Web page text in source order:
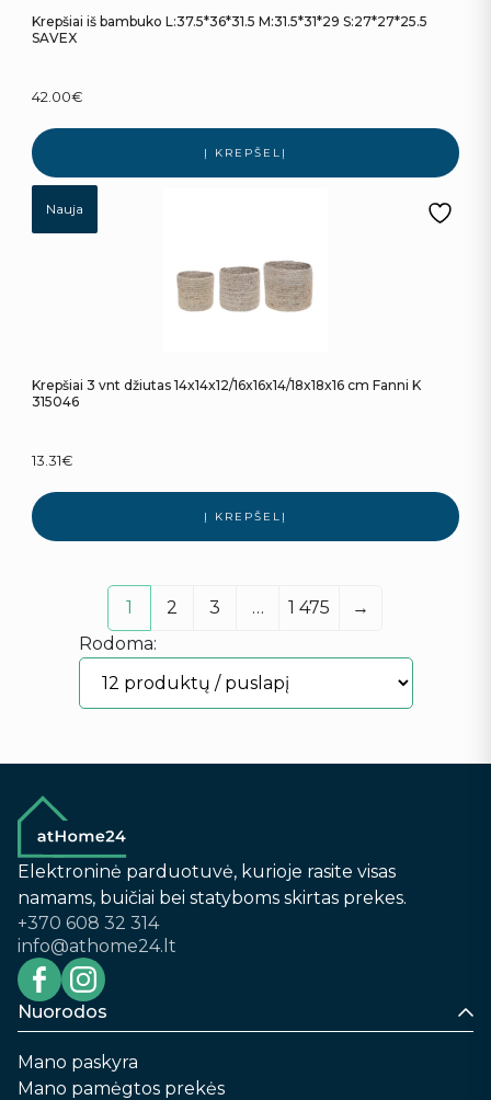
Krepšiai iš bambuko L:37.5*36*31.5 M:31.5*31*29 S:27*27*25.5
SAVEX
42.00€
Į KREPŠELĮ
Nauja
Krepšiai 3 vnt džiutas 14x14x12/16x16x14/18x18x16 cm Fanni K
315046
13.31€
Į KREPŠELĮ
1 2 3 … 1 475
→
Rodoma:
Elektroninė parduotuvė, kurioje rasite visas
namams, buičiai bei statyboms skirtas prekes.
+370 608 32 314
info@athome24.lt
Nuorodos
Mano paskyra
Mano pamėgtos prekės